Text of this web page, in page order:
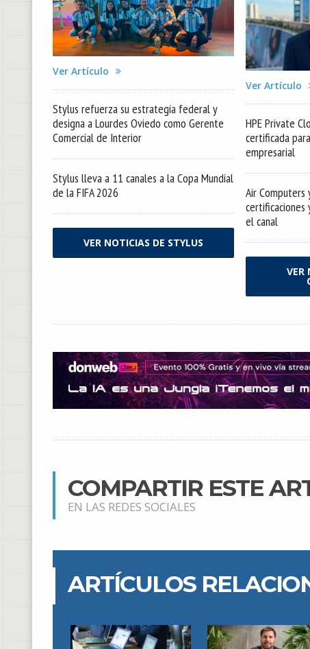
Ver Artículo
Stylus refuerza su estrategia federal y
designa a Lourdes Oviedo como Gerente
Comercial de Interior
Stylus lleva a 11 canales a la Copa Mundial
de la FIFA 2026
VER NOTICIAS DE STYLUS
Ver Artículo
HPE Private
certificada
empresarial
Air Computers
certificaciones
el canal
VER
COMPARTIR ESTE
EN LAS REDES SOCIALES
ARTÍCULOS